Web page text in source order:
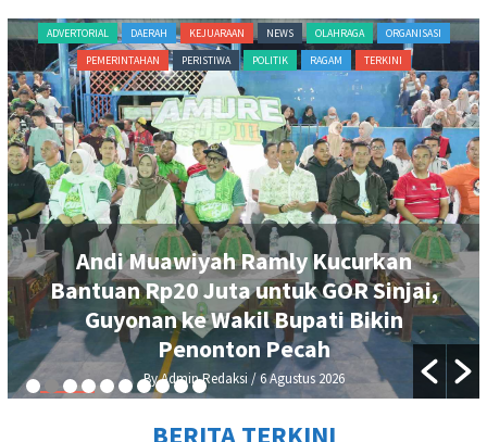
ADVERTORIAL DAERAH KEJUARAAN NEWS OLAHRAGA
ORGANISASI
PEMERINTAHAN
PERISTIWA POLITIK RAGAM TERKINI
Andi Muawiyah Ramly Kucurkan
Bantuan Rp20 Juta untuk GOR Sinjai,
Guyonan ke Wakil Bupati Bikin
Penonton Pecah
By Admin Redaksi / 6 Agustus 2026
BERITA TERKINI